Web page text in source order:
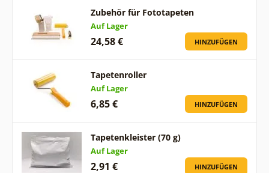
Zubehör für Fototapeten
Auf Lager
24,58 € HINZUFÜGEN
Tapetenroller
Auf Lager
6,85 € HINZUFÜGEN
Tapetenkleister (70 g)
Auf Lager
2,91 € HINZUFÜGEN